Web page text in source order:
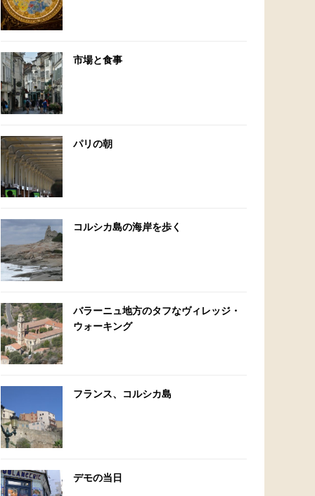
市場と食事
パリの朝
コルシカ島の海岸を歩く
バラーニュ地方のタフなヴィレッジ・
ウォーキング
フランス、コルシカ島
デモの当日